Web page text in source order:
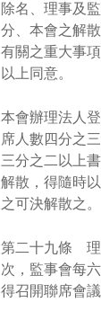
除名、理事及
分、本會之解
有關之重大事
以上同意。
本會辦理法人
席人數四分之
三分之二以上
解散，得隨時
之可決解散之。
第二十九條 理
次，監事會每
得召開聯席會